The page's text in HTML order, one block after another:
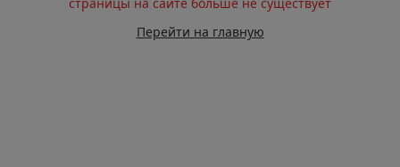
Перейти на главную